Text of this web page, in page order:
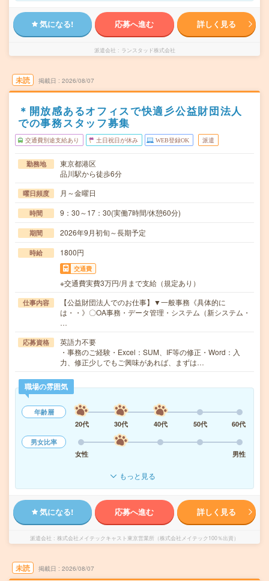
気になる! 応募へ進む 詳しく見る
派遣会社 ランスタッド株式会社
未読 掲載日 2026/08/07
＊開放感あるオフィスで快適彡公益財団法人
での事務スタッフ募集
交通費別途支給あり 土日祝日が休み WEB登録OK 派遣
勤務地
東京都港区
品川駅から徒歩6分
曜日頻度 月～金曜日
時間 9：30～17：30(実働7時間/休憩60分)
期間 2026年9月初旬～長期予定
時給 1800円
交通費
※交通費実費3万円/月まで支給（規定あり）
仕事内容
【公益財団法人でのお仕事】▼一般事務《具体的に
は・・》〇OA事務・データ管理・システム（新システム・
…
応募資格
英語力不要
・事務のご経験・Excel：SUM、IF等の修正・Word：入
力、修正少しでもご興味があれば、まずは…
職場の雰囲気
年齢層
20代
30代 40代 50代
60代
男女比率
女性
男性
もっと見る
気になる! 応募へ進む 詳しく見る
派遣会社 株式会社メイテックキャスト東京営業所（株式会社メイテック100％出資）
未読 掲載日 2026/08/07